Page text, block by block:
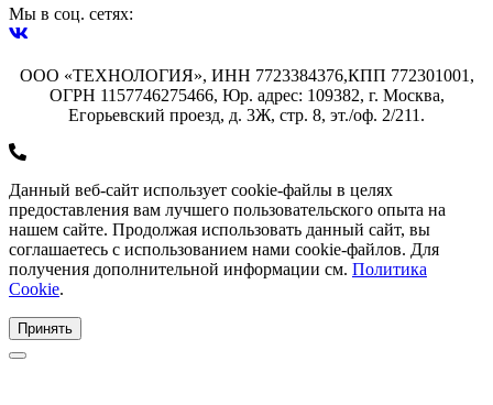
Мы в соц. сетях:
ООО «ТЕХНОЛОГИЯ», ИНН 7723384376,КПП 772301001,
ОГРН 1157746275466, Юр. адрес: 109382, г. Москва,
Егорьевский проезд, д. 3Ж, стр. 8, эт./оф. 2/211.
Данный веб-сайт использует cookie-файлы в целях
предоставления вам лучшего пользовательского опыта на
нашем сайте. Продолжая использовать данный сайт, вы
соглашаетесь с использованием нами cookie-файлов. Для
получения дополнительной информации см. Политика
Cookie.
Принять